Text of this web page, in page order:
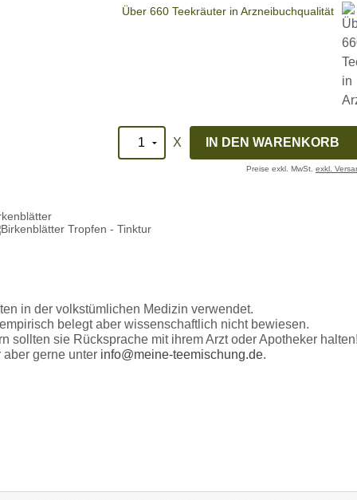
Über 660 Teekräuter in Arzneibuchqualität
X
Preise exkl. MwSt. exkl.
in der volkstümlichen Medizin verwendet.
belegt aber wissenschaftlich nicht bewiesen.
sollten sie Rücksprache mit ihrem Arzt oder Apotheker
gerne unter info@meine-teemischung.de.